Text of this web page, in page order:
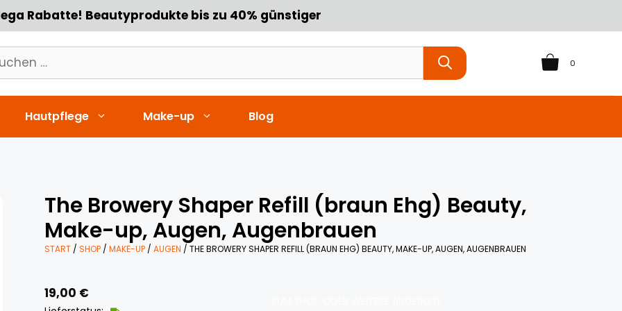
Rabatte! Beautyprodukte bis zu 40% günstiger
0
Hautpflege Make-up Blog
The Browery Shaper Refill (braun Ehg) Beauty,
Make-up, Augen, Augenbrauen
START / SHOP / MAKE-UP / AUGEN / THE BROWERY SHAPER REFILL (BRAUN EHG) BEAUTY, MAKE-UP, AUGEN, AUGENBRAUEN
19,00 €